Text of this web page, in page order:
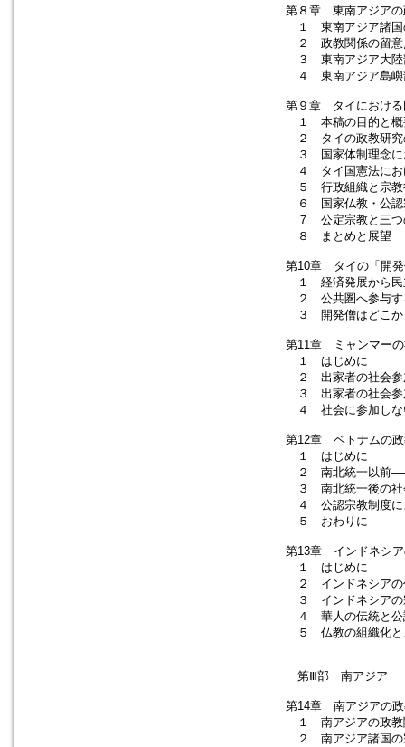
第８章 東南アジア
１ 東南アジア諸国
２ 政教関係の留意
３ 東南アジア大陸
４ 東南アジア島嶼
第９章 タイにおけ
１ 本稿の目的と概
２ タイの政教研究
３ 国家体制理念に
４ タイ国憲法にお
５ 行政組織と宗教
６ 国家仏教・公認
７ 公定宗教と三つ
８ まとめと展望
第10章 タイの「開
１ 経済発展から民
２ 公共圏へ参与す
３ 開発僧はどこか
第11章 ミャンマー
１ はじめに
２ 出家者の社会
３ 出家者の社会参
４ 社会に参加しな
第12章 ベトナムの
１ はじめに
２ 南北統一以前
３ 南北統一後の社
４ 公認宗教制度に
５ おわりに
第13章 インドネシ
１ はじめに
２ インドネシアの
３ インドネシアの
４ 華人の伝統と公
５ 仏教の組織化と
第Ⅲ部 南アジア
第14章 南アジアの
１ 南アジアの政教
２ 南アジア諸国の